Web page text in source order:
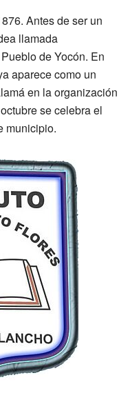
Antes de ser un
llamada
de Yocón. En
aparece como un
en la organización
se celebra el
municipio.